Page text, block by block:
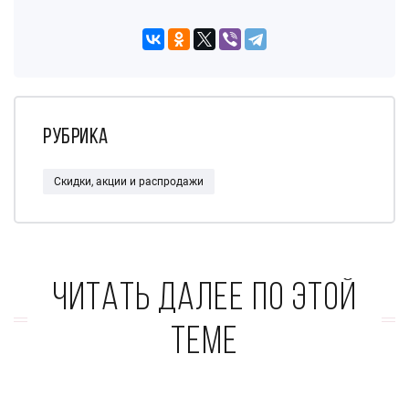
Рубрика
Скидки, акции и распродажи
Читать далее по этой
теме